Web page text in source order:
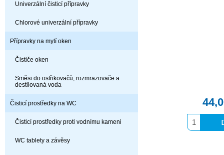
Univerzální čisticí přípravky
Chlorové univerzální přípravky
Přípravky na mytí oken
Čističe oken
Směsi do ostřikovačů, rozmrazovače a
destilovaná voda
Čisticí prostředky na WC
Čisticí prostředky proti vodnímu kameni
WC tablety a závěsy